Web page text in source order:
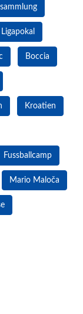
Ligapokal
Boccia
Kroatien
Fussballcamp
Mario Maloča